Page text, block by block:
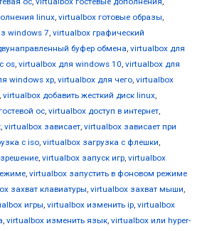
linux, virtualbox готовые образы,
windows 7, virtualbox графический
буфер обмена, virtualbox для
os, virtualbox для windows 10, virtualbox для
windows xp, virtualbox для чего, virtualbox
, virtualbox добавить жесткий диск linux,
ос, virtualbox доступ в интернет,
, virtualbox зависает, virtualbox зависает при
с iso, virtualbox загрузка с флешки,
, virtualbox запуск игр, virtualbox
, virtualbox запустить в фоновом режиме
захват клавиатуры, virtualbox захват мыши,
игры, virtualbox изменить ip, virtualbox
, virtualbox изменить язык, virtualbox или hyper-